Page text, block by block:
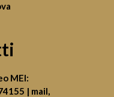
MEI:
| mail,